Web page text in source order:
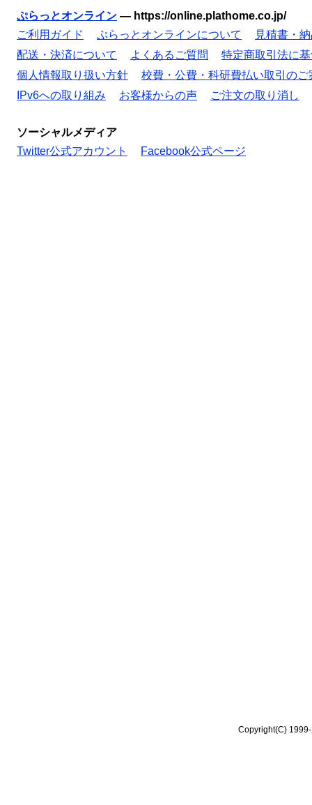
ぷらっとオンライン — https://online.plathome.co.jp/
ご利用ガイド
ぷらっとオンラインについて
見積書・
配送・決済について
よくあるご質問
特定商取引法に
個人情報取り扱い方針
校費・公費・科研費払い取引のご
IPv6への取り組み
お客様からの声 ご注文の取り消し
ソーシャルメディア
Twitter公式アカウント
Facebook公式ページ
Copyright(C)